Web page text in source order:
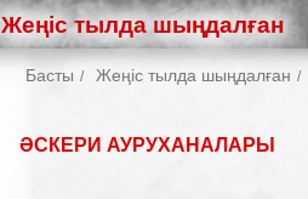
Жеңіс тылда шыңдалған
Басты Жеңіс тылда шыңдалған
ӘСКЕРИ АУРУХАНАЛАРЫ